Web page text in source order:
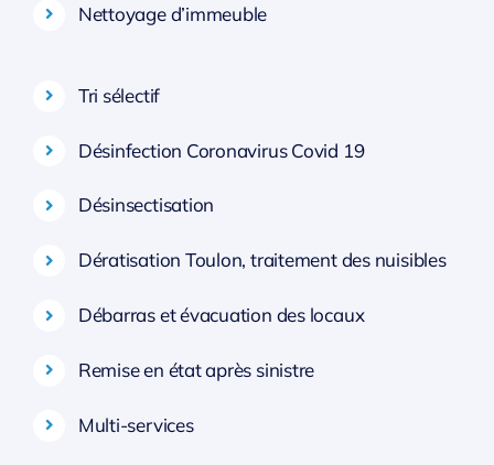
Nettoyage d’immeuble
Tri sélectif
Désinfection Coronavirus Covid 19
Désinsectisation
Dératisation Toulon, traitement des nuisibles
Débarras et évacuation des locaux
Remise en état après sinistre
Multi-services